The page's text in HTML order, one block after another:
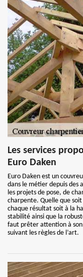
Les services
Euro Daken
Euro Daken est un
dans le métier depuis des
les projets de pose, de
charpente. Quelle que
chaque résultat soit à la
stabilité ainsi que la
faut prêter attention à
suivant les règles de l’art.